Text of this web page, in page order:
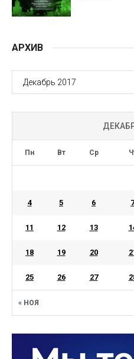
АРХИВ
АРХИВ
Пн Вт Ср
« НОЯ
4 5 6 7
11 12 13
18 19 20
25 26 27